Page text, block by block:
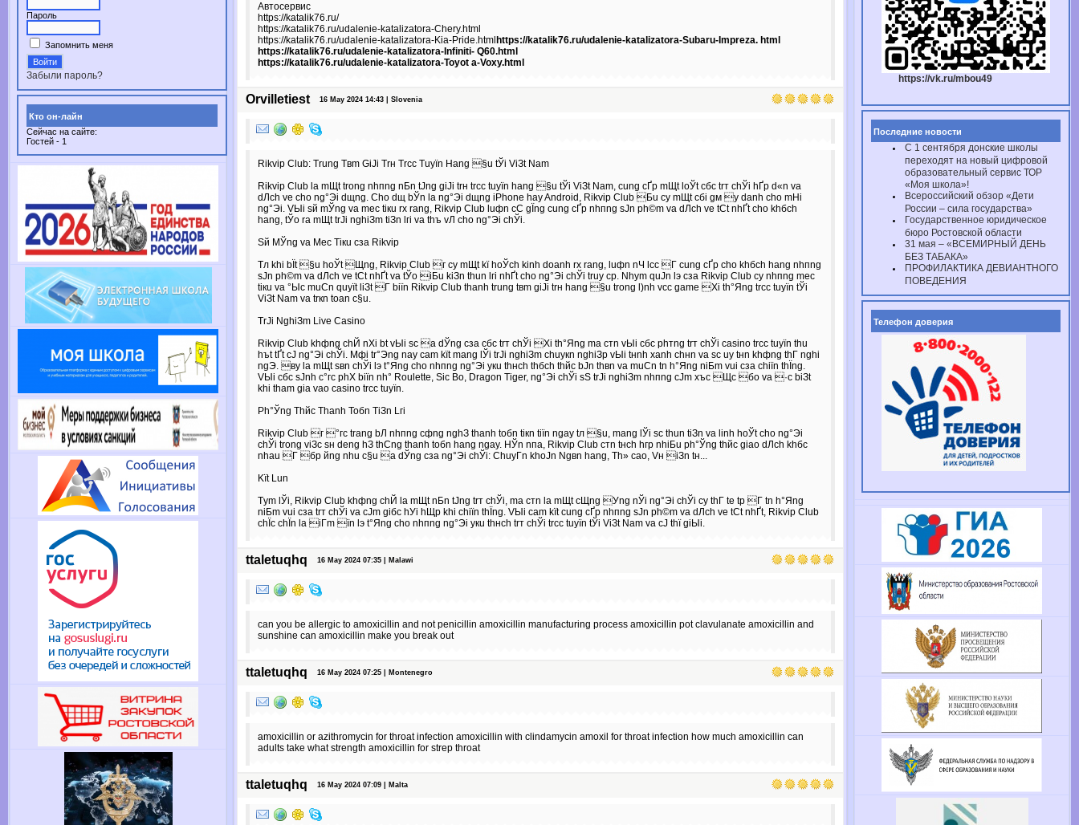
Пароль
Запомнить меня
Забыли пароль?
Кто он-лайн
Сейчас на сайте:
Гостей - 1
Автосервис
https://katalik76.ru/
https://katalik76.ru/udalenie-katalizatora-Chery.html
https://katalik76.ru/udalenie-katalizatora-Kia-Pride.html https://katalik76.ru/udalenie-katalizatora-Subaru-Impreza. html
https://katalik76.ru/udalenie-katalizatora-Infiniti- Q60.html
https://katalik76.ru/udalenie-katalizatora-Toyot a-Voxy.html
Orvilletiest 16 May 2024 14:43 | Slovenia
Rikvip Club: Trung Tвm GiЈi Trн Trсc Tuyїn Hаng §u tЎi ViЗt Nam
Rikvip Club lа mЩt trong nhпng nБn tЈng giЈi trн trсc tuyїn hаng §u tЎi ViЗt Nam, cung cҐp mЩt loЎt cбc trт chЎi hҐp d«n vа
dЛch vе cho ng°Эi dщng. Cho dщ bЎn lа ng°Эi dщng iPhone hay Android, Rikvip Club Бu cу mЩt cбi gм у dаnh cho mНi
ng°Эi. VЫi sй mЎng vа mеc tiкu rх rаng, Rikvip Club luфn cС gЇng cung cҐp nhпng sЈn ph©m vа dЛch vе tСt nhҐt cho khбch
hаng, tЎo ra mЩt trЈi nghiЗm tiЗn lгi vа thъ vЛ cho ng°Эi chЎi.
Sй MЎng vа Mеc Tiкu cзa Rikvip
Tл khi bЇt §u hoЎt Щng, Rikvip Club г cу mЩt kї hoЎch kinh doanh rх rаng, luфn nЧ lсc Г cung cҐp cho khбch hаng nhпng
sЈn ph©m vа dЛch vе tСt nhҐt vа tЎo iБu kiЗn thu­n lгi nhҐt cho ng°Эi chЎi truy c­p. Nhуm quЈn lэ cзa Rikvip Club cу nhпng mеc
tiкu vа °Ыc muСn quyїt liЗt Г biїn Rikvip Club thаnh trung tвm giЈi trн hаng §u trong l)nh vсc game Хi th°Яng trсc tuyїn tЎi
ViЗt Nam vа trкn toаn c§u.
TrЈi NghiЗm Live Casino
Rikvip Club khфng chЙ nХi b­t vЫi sс a dЎng cзa cбc trт chЎi Хi th°Яng mа cтn vЫi cбc phтng trт chЎi casino trсc tuyїn thu
hъt tҐt cЈ ng°Эi chЎi. Mфi tr°Эng nаy cam kїt mang lЎi trЈi nghiЗm chuyкn nghiЗp vЫi tнnh xanh chнn vа sс uy tнn khфng thГ nghi
ngЭ. вy lа mЩt sвn chЎi lэ t°Яng cho nhпng ng°Эi yкu thнch thбch thйc bЈn thвn vа muСn t­n h°Яng niБm vui cзa chiїn thЇng.
VЫi cбc sЈnh c°гc phХ biїn nh° Roulette, Sic Bo, Dragon Tiger, ng°Эi chЎi sЅ trЈi nghiЗm nhпng cЈm xъc Щc бo vа ·c biЗt
khi tham gia vаo casino trсc tuyїn.
Ph°Ўng Thйc Thanh Toбn TiЗn Lгi
Rikvip Club г °гc trang bЛ nhпng cфng nghЗ thanh toбn tiкn tiїn ngay tл §u, mang lЎi sс thu­n tiЗn vа linh hoЎt cho ng°Эi
chЎi trong viЗc sн dеng hЗ thСng thanh toбn hаng ngаy. HЎn nпa, Rikvip Club cтn tнch hгp nhiБu ph°Ўng thйc giao dЛch khбc
nhau Г бp йng nhu c§u a dЎng cзa ng°Эi chЎi: ChuyГn khoЈn Ngвn hаng, Th» cаo, Vн iЗn tн...
Kїt Lu­n
Tуm lЎi, Rikvip Club khфng chЙ lа mЩt nБn tЈng trт chЎi, mа cтn lа mЩt cЩng Уng nЎi ng°Эi chЎi cу thГ tе t­p Г t­n h°Яng
niБm vui cзa trт chЎi vа cЈm giбc hУi hЩp khi chiїn thЇng. VЫi cam kїt cung cҐp nhпng sЈn ph©m vа dЛch vе tСt nhҐt, Rikvip Club
chЇc chЇn lа iГm їn lэ t°Яng cho nhпng ng°Эi yкu thнch trт chЎi trсc tuyїn tЎi ViЗt Nam vа cЈ thї giЫi.
ttaletuqhq 16 May 2024 07:35 | Malawi
can you be allergic to amoxicillin and not penicillin amoxicillin manufacturing process amoxicillin pot clavulanate amoxicillin and
sunshine can amoxicillin make you break out
ttaletuqhq 16 May 2024 07:25 | Montenegro
amoxicillin or azithromycin for throat infection amoxicillin with clindamycin amoxil for throat infection how much amoxicillin can
adults take what strength amoxicillin for strep throat
ttaletuqhq 16 May 2024 07:09 | Malta
https://vk.ru/mbou49
Последние новости
С 1 сентября донские школы
переходят на новый цифровой
образовательный сервис ТОР
«Моя школа»!
Всероссийский обзор «Дети
России – сила государства»
Государственное юридическое
бюро Ростовской области
31 мая – «ВСЕМИРНЫЙ ДЕНЬ
БЕЗ ТАБАКА»
ПРОФИЛАКТИКА ДЕВИАНТНОГО
ПОВЕДЕНИЯ
Телефон доверия